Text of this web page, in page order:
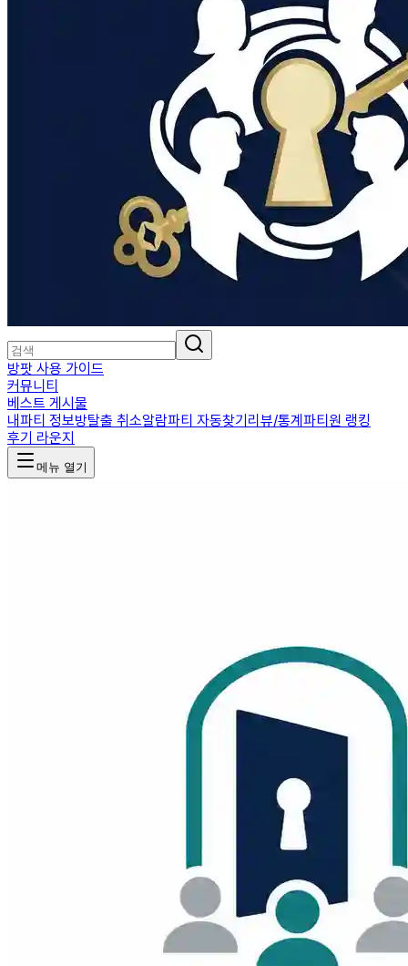
방팟 사용 가이드
커뮤니티
베스트 게시물
내파티 정보방탈출 취소알람파티 자동찾기리뷰/통계파티원 랭킹
후기 라운지
메뉴 열기